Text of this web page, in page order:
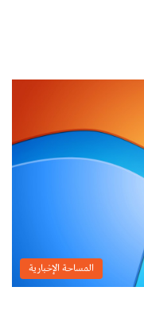
المساحة الإخبارية